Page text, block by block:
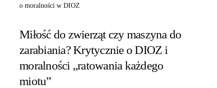
o moralności w DIOZ
Miłość do zwierząt czy maszyna do
zarabiania? Krytycznie o DIOZ i
moralności „ratowania każdego
miotu”